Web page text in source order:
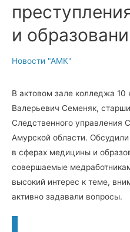
и
Новости "АМК"
В актовом зале колледжа
Валерьевич Семеняк,
Следственного управления
Амурской области.
в сферах медицины и
совершаемые
высокий интерес к теме,
активно задавали вопросы.